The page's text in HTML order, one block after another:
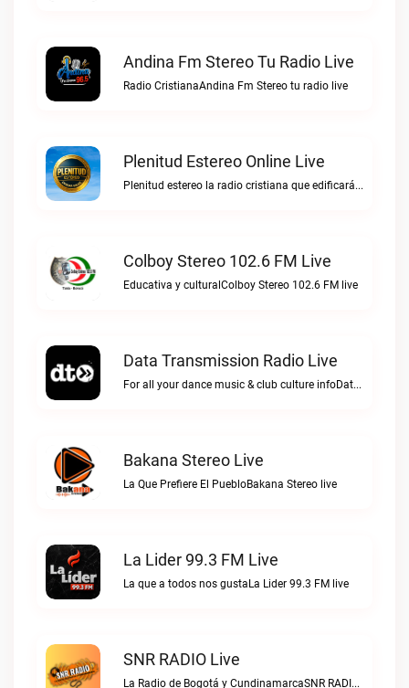
Andina Fm Stereo Tu Radio Live
Radio CristianaAndina Fm Stereo tu radio live
Plenitud Estereo Online Live
Plenitud estereo la radio cristiana que edificará tu vida.Plenitud Estereo Online live
Colboy Stereo 102.6 FM Live
Educativa y culturalColboy Stereo 102.6 FM live
Data Transmission Radio Live
For all your dance music & club culture infoData Transmission Radio live
Bakana Stereo Live
La Que Prefiere El PuebloBakana Stereo live
La Lider 99.3 FM Live
La que a todos nos gustaLa Lider 99.3 FM live
SNR RADIO Live
La Radio de Bogotá y CundinamarcaSNR RADIO live